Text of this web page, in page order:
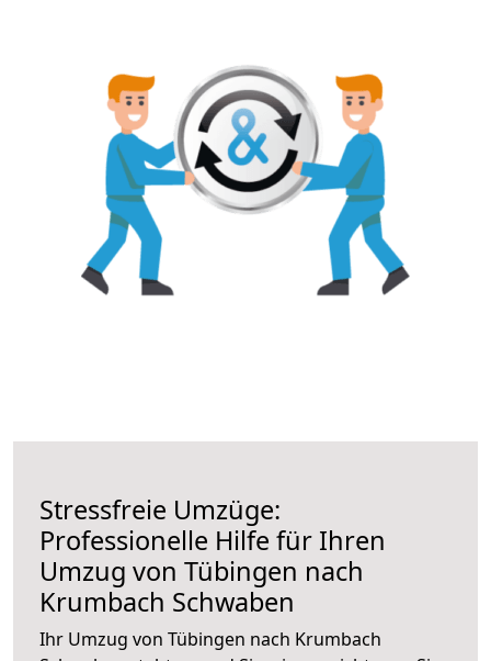
Stressfreie Umzüge:
Professionelle Hilfe für Ihren
Umzug von Tübingen nach
Krumbach Schwaben
Ihr Umzug von Tübingen nach Krumbach